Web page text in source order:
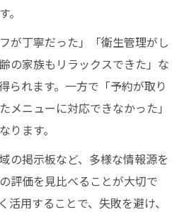
が丁寧だった」「衛生管理がし
の家族もリラックスできた」な
られます。一方で「予約が取り
メニューに対応できなかった」
ります。
の掲示板など、多様な情報源を
評価を見比べることが大切で
活用することで、失敗を避け、